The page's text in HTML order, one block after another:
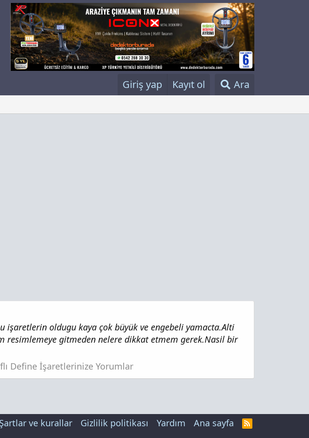
Giriş yap Kayıt ol Ara
işaretlerin oldugu kaya çok büyük ve engebeli yamacta.Alti
resimlemeye gitmeden nelere dikkat etmem gerek.Nasil bir
Define İşaretlerinize Yorumlar
Şartlar ve kurallar Gizlilik politikası Yardım Ana sayfa